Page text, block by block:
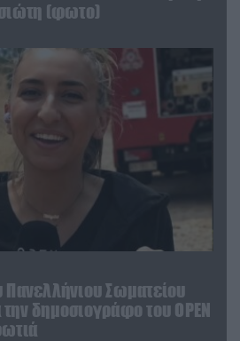
(φωτο)
Σωματείου
δημοσιογράφο του OPEN